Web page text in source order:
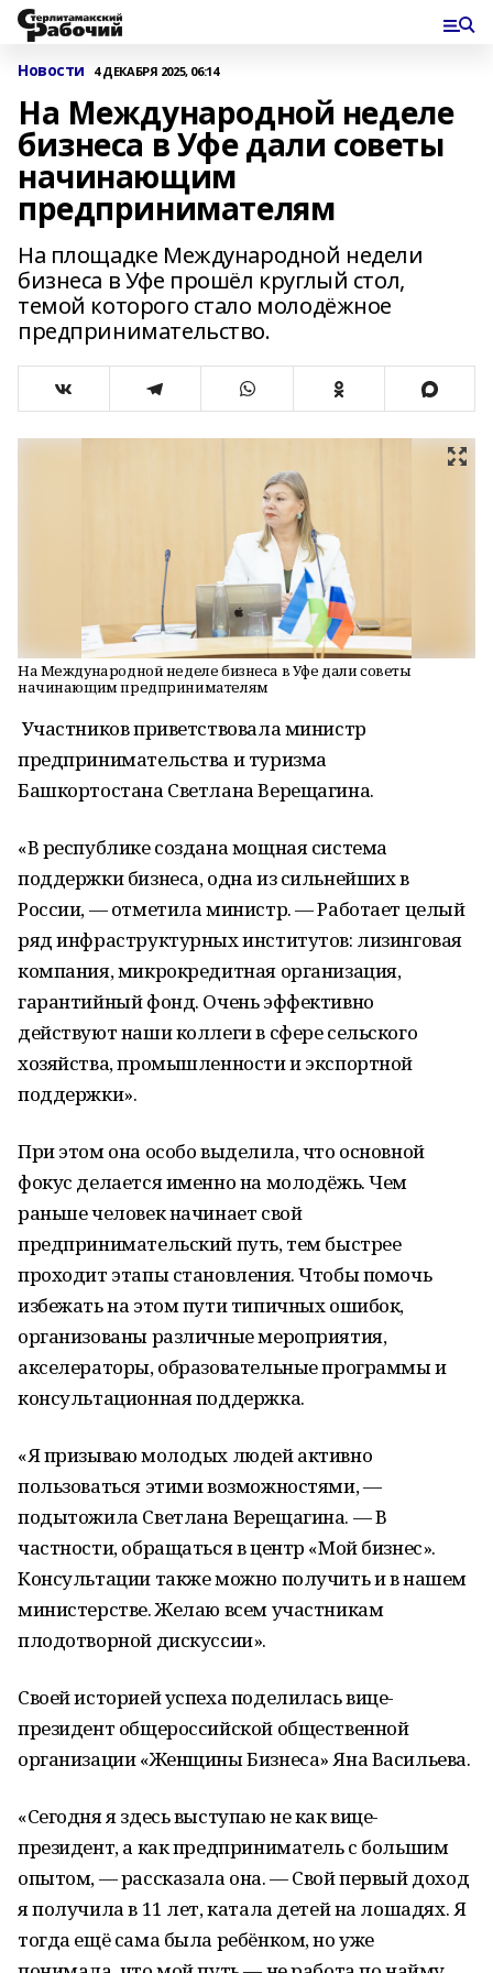
Новости 4 ДЕКАБРЯ 2025, 06:14
На Международной неделе
бизнеса в Уфе дали советы
начинающим
предпринимателям
На площадке Международной недели
бизнеса в Уфе прошёл круглый стол,
темой которого стало молодёжное
предпринимательство.
На Международной неделе бизнеса в Уфе дали советы
начинающим предпринимателям
Участников приветствовала министр
предпринимательства и туризма
Башкортостана Светлана Верещагина.
«В республике создана мощная система
поддержки бизнеса, одна из сильнейших в
России, — отметила министр. — Работает целый
ряд инфраструктурных институтов: лизинговая
компания, микрокредитная организация,
гарантийный фонд. Очень эффективно
действуют наши коллеги в сфере сельского
хозяйства, промышленности и экспортной
поддержки».
При этом она особо выделила, что основной
фoкус делается именно на молодёжь. Чем
раньше человек начинает свой
предпринимательский путь, тем быстрее
проходит этапы становления. Чтобы помочь
избежать на этом пути типичных ошибок,
организованы различные мероприятия,
акселераторы, образовательные программы и
консультационная поддержка.
«Я призываю молодых людей активно
пользоваться этими возможностями, —
подытожила Светлана Верещагина. — В
частности, обращаться в центр «Мой бизнес».
Консультации также можно получить и в нашем
министерстве. Желаю всем участникам
плодотворной дискуссии».
Своей историей успеха поделилась вице-
президент общероссийской общественной
организации «Женщины Бизнеса» Яна Васильева.
«Сегодня я здесь выступаю не как вице-
президент, а как предприниматель с большим
опытом, — рассказала она. — Свой первый доход
я получила в 11 лет, катала детей на лошадях. Я
тогда ещё сама была ребёнком, но уже